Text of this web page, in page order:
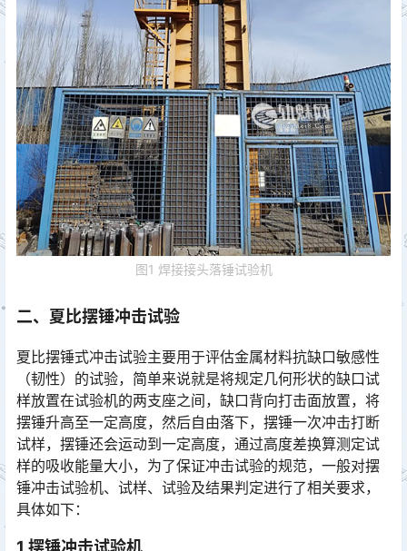
图1 焊接接头落锤试验机
二、夏比摆锤冲击试验
夏比摆锤式冲击试验主要用于评估金属材料抗缺口敏感性
（韧性）的试验，简单来说就是将规定几何形状的缺口试
样放置在试验机的两支座之间，缺口背向打击面放置，将
摆锤升高至一定高度，然后自由落下，摆锤一次冲击打断
试样，摆锤还会运动到一定高度，通过高度差换算测定试
样的吸收能量大小，为了保证冲击试验的规范，一般对摆
锤冲击试验机、试样、试验及结果判定进行了相关要求，
具体如下：󠅅󠅃󠄵󠅂󠄪󠇖󠆨󠆨󠇕󠆞󠆒󠅬󠇘󠆭󠆘󠇙󠆝󠅵󠇗󠆭󠆁󠄐󠇗󠅹󠅸󠇖󠆍󠅳󠇖󠅹󠅰󠇖󠆌󠅹
1 摆锤冲击试验机